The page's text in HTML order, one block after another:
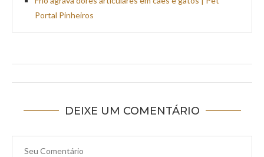
Portal Pinheiros
DEIXE UM COMENTÁRIO